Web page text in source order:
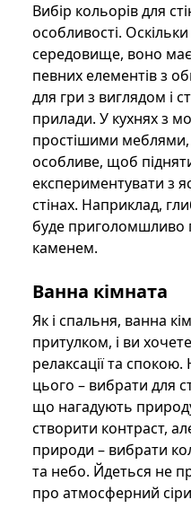
Вибір кольорів для
особливості.
середовище, воно
певних елементів з
для гри з виглядом і
прилади. У кухнях з
простішими
особливе, щоб
експериментувати з
стінах. Наприклад,
буде приголомшливо
каменем.
Ванна кімната
Як і спальня, ванна
притулком, і ви
релаксації та
цього – вибрати для
що нагадують
створити контраст,
природи – вибрати
та небо. Йдеться не
про атмосферний